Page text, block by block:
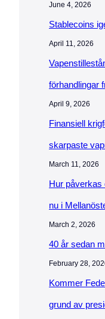
June 4, 2026
Stablecoins
April 11, 2026
förhandlingar
April 9, 2026
Finansiell
skarpaste
March 11, 2026
Hur påverkas
nu i
March 2, 2026
40 år sedan
February 28,
Kommer
grund av